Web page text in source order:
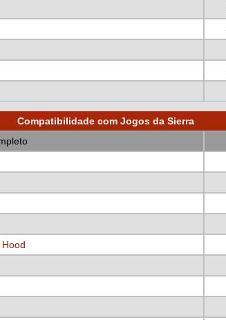
Compatibilidade com Jogos da Sierra